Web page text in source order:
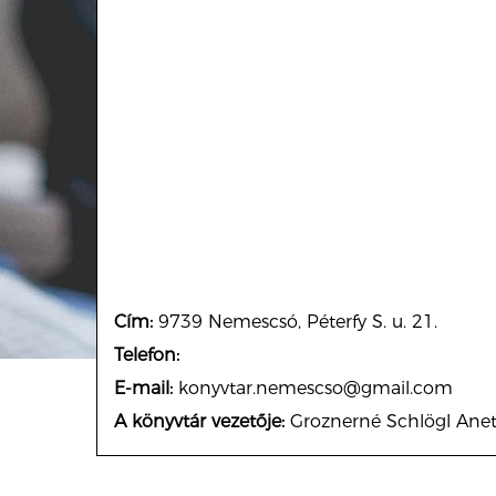
Cím: 9739 Nemescsó, Péterfy S. u. 21.
Telefon:
E-mail: konyvtar.nemescso@gmail.com
A könyvtár vezetője: Groznerné Schlögl